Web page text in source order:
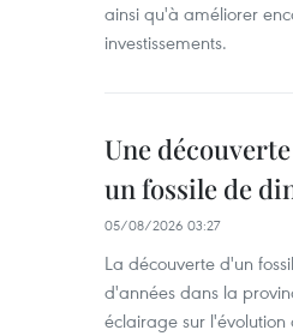
ainsi qu'à améliorer
investissements.
Une
un fossile de
05/08/2026 03:27
La découverte d'un
d'années dans la
éclairage sur l'évolution